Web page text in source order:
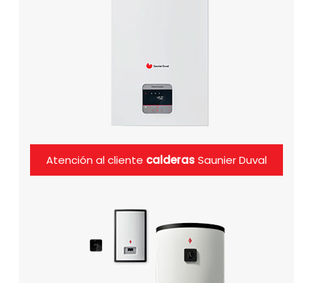
Atención al cliente calderasSaunier Duval